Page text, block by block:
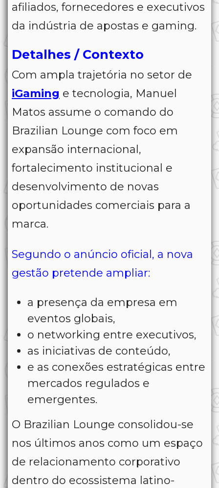
afiliados, fornecedores e executivos
da indústria de apostas e gaming.
Detalhes / Contexto
Com ampla trajetória no setor de
iGaming e tecnologia, Manuel
Matos assume o comando do
Brazilian Lounge com foco em
expansão internacional,
fortalecimento institucional e
desenvolvimento de novas
oportunidades comerciais para a
marca.
Segundo o anúncio oficial, a nova
gestão pretende ampliar:
a presença da empresa em
eventos globais,
o networking entre executivos,
as iniciativas de conteúdo,
e as conexões estratégicas entre
mercados regulados e
emergentes.
O Brazilian Lounge consolidou-se
nos últimos anos como um espaço
de relacionamento corporativo
dentro do ecossistema latino-